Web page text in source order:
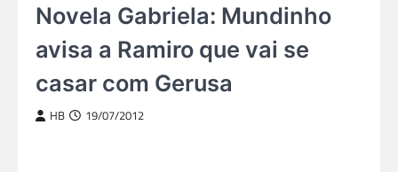
Novela Gabriela: Mundinho
avisa a Ramiro que vai se
casar com Gerusa
HB 19/07/2012